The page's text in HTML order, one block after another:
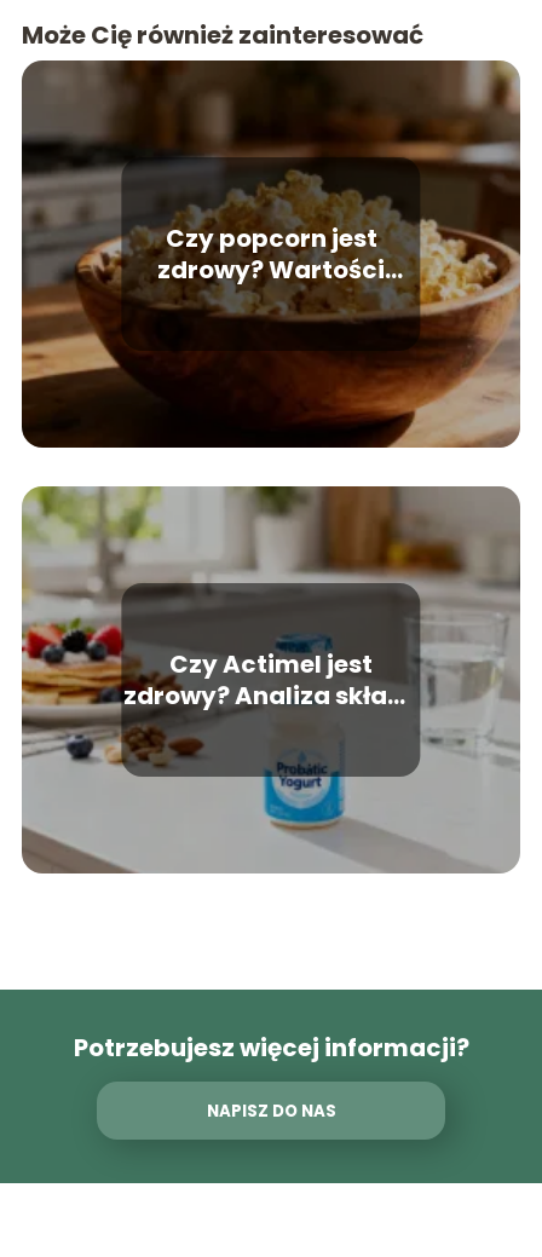
Może Cię również zainteresować
Czy popcorn jest
zdrowy? Wartości
odżywcze i wpływ na
dietę
Czy Actimel jest
zdrowy? Analiza składu
i właściwości
Potrzebujesz więcej informacji?
NAPISZ DO NAS